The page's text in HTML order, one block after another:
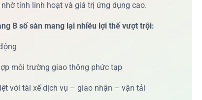
nhờ tính linh hoạt và giá trị ứng dụng cao.
B số sàn mang lại nhiều lợi thế vượt trội:
môi trường giao thông phức tạp
với tài xế dịch vụ – giao nhận – vận tải